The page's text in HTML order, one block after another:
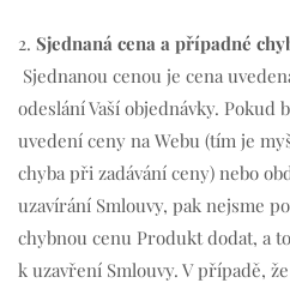
2. Sjednaná cena a případné
Sjednanou cenou je cena
odeslání Vaší objednávky. Pokud
uvedení ceny na Webu (tím je
chyba při zadávání ceny) nebo
uzavírání Smlouvy, pak nejsme
chybnou cenu Produkt dodat, a
k uzavření Smlouvy. V případě,